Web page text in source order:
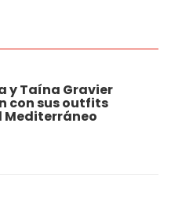
y Taína Gravier
con sus outfits
Mediterráneo